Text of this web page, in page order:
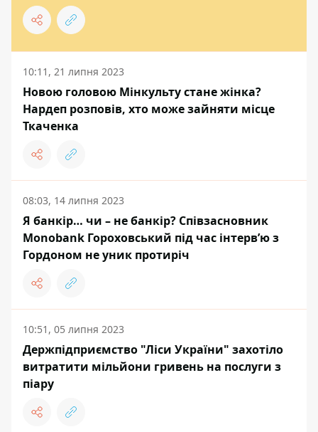
10:11, 21 липня 2023
Новою головою Мінкульту стане жінка?
Нардеп розповів, хто може зайняти місце
Ткаченка
08:03, 14 липня 2023
Я банкір… чи – не банкір? Співзасновник
Monobank Гороховський під час інтерв’ю з
Гордоном не уник протиріч
10:51, 05 липня 2023
Держпідприємство "Ліси України" захотіло
витратити мільйони гривень на послуги з
піару